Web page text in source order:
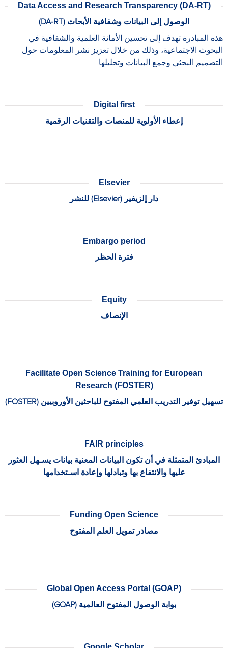
Data Access and Research Transparency (DA-RT)
الوصول إلى البيانات وشفافية الأبحاث (DA-RT)
هذه المبادرة تهدف إلى تحسين الأمانة العلمية والشفافية في
البحوث الاجتماعية، وذلك من خلال تعزيز نشر المعلومات حول
التصميم البحثي وجمع البيانات وتحليلها.
Digital first
إعطاء الأولوية للمنصات والتقنيات الرقمية
Elsevier
دار إلزيفير (Elsevier) للنشر
Embargo period
فترة الحظر
Equity
الإنصاف
Facilitate Open Science Training for European
Research (FOSTER)
تسهيل توفير التدريب العلمي المفتوح للباحثين الأوروبيين (FOSTER)
FAIR principles
المبادئ المتمثلة في أن تكون البيانات المعنية بيانات يسـهل العثور
عليها والانتفاع بها وتبادلها وإعادة اسـتخدامها
Funding Open Science
مصادر تمويل العلم المفتوح
Global Open Access Portal (GOAP)
بوابة الوصول المفتوح العالمية (GOAP)